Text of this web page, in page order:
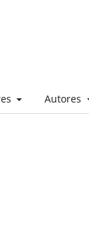
Autores